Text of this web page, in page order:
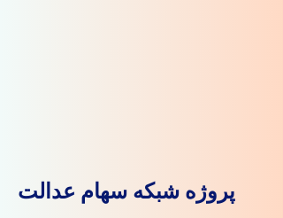
پروژه شبکه سهام عدالت